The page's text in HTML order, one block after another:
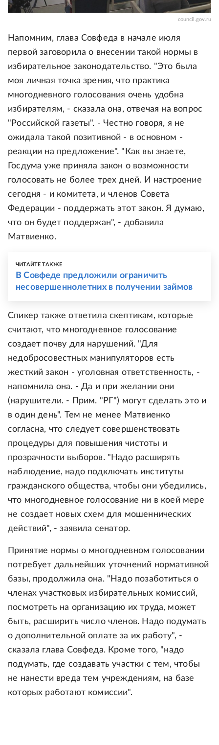
council.gov.ru
Напомним, глава Совфеда в начале июля
первой заговорила о внесении такой нормы в
избирательное законодательство. "Это была
моя личная точка зрения, что практика
многодневного голосования очень удобна
избирателям, - сказала она, отвечая на вопрос
"Российской газеты". - Честно говоря, я не
ожидала такой позитивной - в основном -
реакции на предложение". "Как вы знаете,
Госдума уже приняла закон о возможности
голосовать не более трех дней. И настроение
сегодня - и комитета, и членов Совета
Федерации - поддержать этот закон. Я думаю,
что он будет поддержан", - добавила
Матвиенко.
ЧИТАЙТЕ ТАКЖЕ
В Совфеде предложили ограничить
несовершеннолетних в получении займов
Спикер также ответила скептикам, которые
считают, что многодневное голосование
создает почву для нарушений. "Для
недобросовестных манипуляторов есть
жесткий закон - уголовная ответственность, -
напомнила она. - Да и при желании они
(нарушители. - Прим. "РГ") могут сделать это и
в один день". Тем не менее Матвиенко
согласна, что следует совершенствовать
процедуры для повышения чистоты и
прозрачности выборов. "Надо расширять
наблюдение, надо подключать институты
гражданского общества, чтобы они убедились,
что многодневное голосование ни в коей мере
не создает новых схем для мошеннических
действий", - заявила сенатор.
Принятие нормы о многодневном голосовании
потребует дальнейших уточнений нормативной
базы, продолжила она. "Надо позаботиться о
членах участковых избирательных комиссий,
посмотреть на организацию их труда, может
быть, расширить число членов. Надо подумать
о дополнительной оплате за их работу", -
сказала глава Совфеда. Кроме того, "надо
подумать, где создавать участки с тем, чтобы
не нанести вреда тем учреждениям, на базе
которых работают комиссии".